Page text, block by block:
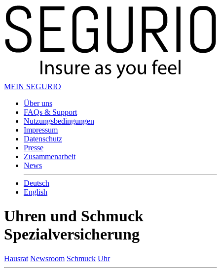
MEIN SEGURIO
Über uns
FAQs & Support
Nutzungsbedingungen
Impressum
Datenschutz
Presse
Zusammenarbeit
News
Deutsch
English
Uhren und Schmuck
Spezialversicherung
Hausrat Newsroom Schmuck Uhr